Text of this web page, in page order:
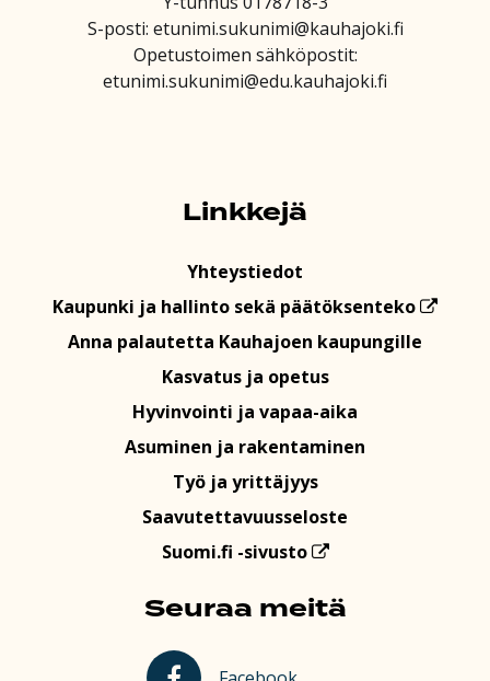
S-posti: etunimi.sukunimi@kauhajoki.fi
Opetustoimen sähköpostit:
etunimi.sukunimi@edu.kauhajoki.fi
Linkkejä
Yhteystiedot
Kaupunki ja hallinto sekä päätöksenteko
Anna palautetta Kauhajoen kaupungille
Kasvatus ja opetus
Hyvinvointi ja vapaa-aika
Asuminen ja rakentaminen
Työ ja yrittäjyys
Saavutettavuusseloste
Suomi.fi -sivusto
Seuraa meitä